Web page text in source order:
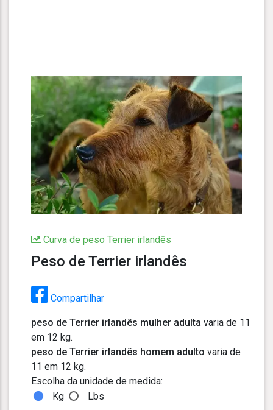
Curva de peso Terrier irlandês
Peso de Terrier irlandês
Compartilhar
peso de Terrier irlandês mulher adulta varia de 11
em 12 kg.
peso de Terrier irlandês homem adulto varia de
11 em 12 kg.
Escolha da unidade de medida:
Kg
Lbs